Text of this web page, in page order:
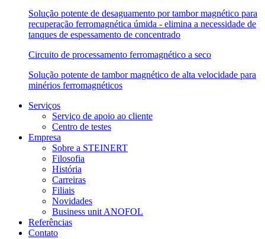
Solução potente de desaguamento por tambor magnético para
recuperação ferromagnética úmida - elimina a necessidade de
tanques de espessamento de concentrado
Circuito de processamento ferromagnético a seco
Solução potente de tambor magnético de alta velocidade para
minérios ferromagnéticos
Serviços
Serviço de apoio ao cliente
Centro de testes
Empresa
Sobre a STEINERT
Filosofia
História
Carreiras
Filiais
Novidades
Business unit ANOFOL
Referências
Contato